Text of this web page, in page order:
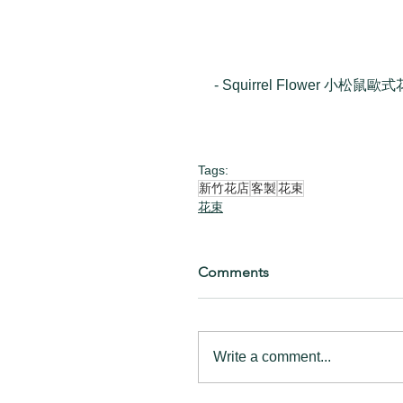
- Squirrel Flower 小松鼠歐式
Tags:
新竹花店客製花束
花束
Comments
Write a comment...